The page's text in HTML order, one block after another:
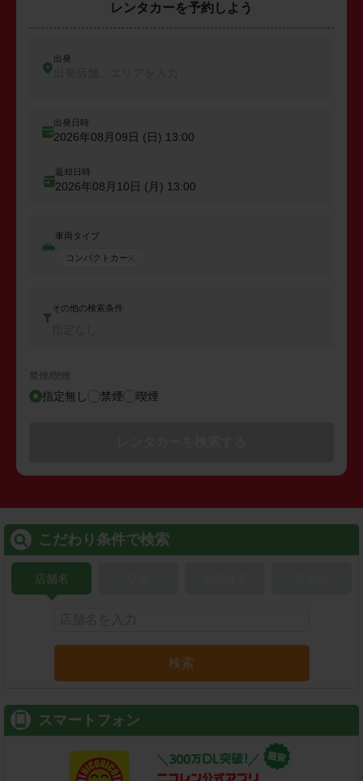
レンタカーを予約しよう
出発
出発日時
2026年08月09日 (日) 13:00
返却日時
2026年08月10日 (月) 13:00
車両タイプ
コンパクトカー
その他の検索条件
禁煙/喫煙
指定無し 禁煙 喫煙
こだわり条件で検索
店舗名
検索
スマートフォン